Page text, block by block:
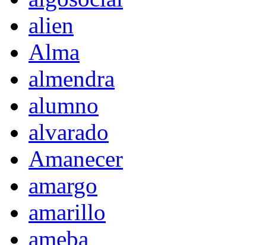
alien
Alma
almendra
alumno
alvarado
Amanecer
amargo
amarillo
ameba